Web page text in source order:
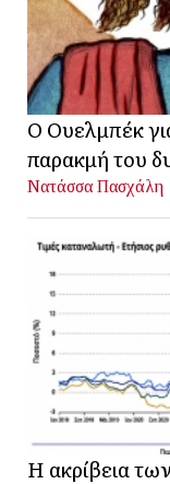
Ο Ουελμπέκ
παρακμή του
Νατάσσα Πασχάλη
Η ακρίβεια